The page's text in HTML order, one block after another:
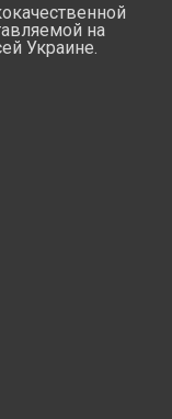
на
Украине.